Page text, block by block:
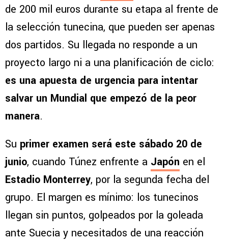
de 200 mil euros durante su etapa al frente de
la selección tunecina, que pueden ser apenas
dos partidos. Su llegada no responde a un
proyecto largo ni a una planificación de ciclo:
es una apuesta de urgencia para intentar
salvar un Mundial que empezó de la peor
manera.
Su primer examen será este sábado 20 de
junio, cuando Túnez enfrente a Japón en el
Estadio Monterrey, por la segunda fecha del
grupo. El margen es mínimo: los tunecinos
llegan sin puntos, golpeados por la goleada
ante Suecia y necesitados de una reacción